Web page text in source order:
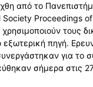
από το
Society Proceedings
τους
εξωτερική πηγή.
για το
σήμερα στις 27